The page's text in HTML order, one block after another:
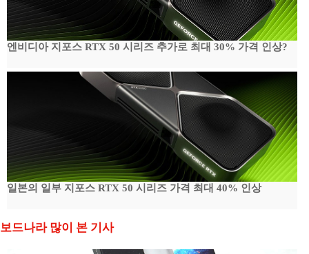
엔비디아 지포스 RTX 50 시리즈 추가로 최대 30% 가격 인상?
일본의 일부 지포스 RTX 50 시리즈 가격 최대 40% 인상
보드나라 많이 본 기사